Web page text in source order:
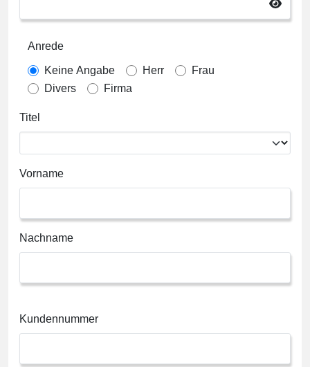
Anrede
Keine Angabe Herr
Frau
Divers
Firma
Titel
Vorname
Nachname
Kundennummer